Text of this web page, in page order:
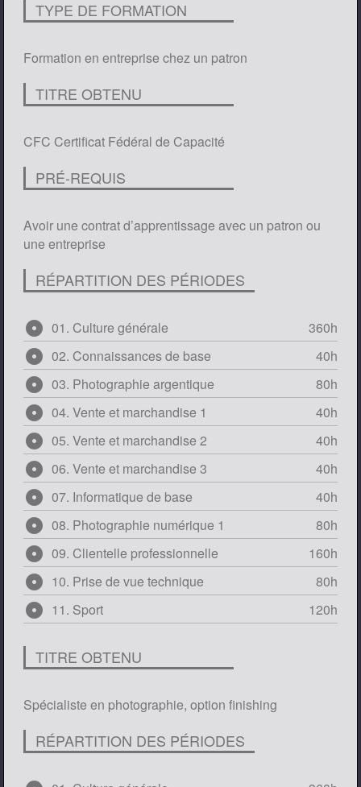
TYPE DE FORMATION
Formation en entreprise chez un patron
TITRE OBTENU
CFC Certificat Fédéral de Capacité
PRÉ-REQUIS
Avoir une contrat d’apprentissage avec un patron ou
une entreprise
RÉPARTITION DES PÉRIODES
adjust 01. Culture générale 360h
adjust 02. Connaissances de base 40h
adjust 03. Photographie argentique 80h
adjust 04. Vente et marchandise 1 40h
adjust 05. Vente et marchandise 2 40h
adjust 06. Vente et marchandise 3 40h
adjust 07. Informatique de base 40h
adjust 08. Photographie numérique 1 80h
adjust 09. Clientelle professionnelle 160h
adjust 10. Prise de vue technique 80h
adjust 11. Sport 120h
TITRE OBTENU
Spécialiste en photographie, option finishing
RÉPARTITION DES PÉRIODES